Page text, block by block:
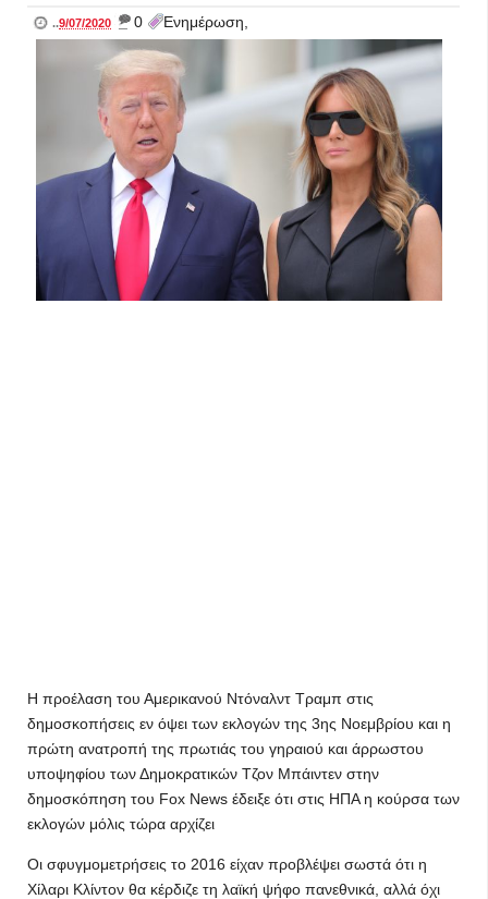
..9/07/2020 _ 0 Ενημέρωση,
Η προέλαση του Αμερικανού Ντόναλντ Τραμπ στις
δημοσκοπήσεις εν όψει των εκλογών της 3ης Νοεμβρίου και η
πρώτη ανατροπή της πρωτιάς του γηραιού και άρρωστου
υποψηφίου των Δημοκρατικών Τζον Μπάιντεν στην
δημοσκόπηση του Fox News έδειξε ότι στις ΗΠΑ η κούρσα των
εκλογών μόλις τώρα αρχίζει
Οι σφυγμομετρήσεις το 2016 είχαν προβλέψει σωστά ότι η
Χίλαρι Κλίντον θα κέρδιζε τη λαϊκή ψήφο πανεθνικά, αλλά όχι